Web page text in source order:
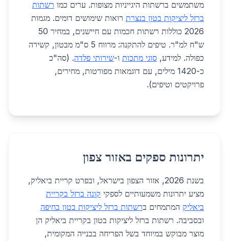
משתמשים ברשתות היגייניות מצופות. ערים כמו רשתות
ברזל ליציקות בטון בנצרת רואות שימושים דומים. מגמות
2026 כוללות רשתות חכמות עם חיישנים, במחיר 50
ש"ח למ"ר. טיפים להתקנה: מרווח 5 ס"מ מבטון, קשירה
כפולה. למידע, סוגי מתכות ו-שירותי פלדה. (סה"כ
כ-1420 מילים, עם דוגמאות מפורטות, מחירים,
פרויקטים וטיפים).
יתרונות ספקים באזור צפון
בשנת 2026, אזור הצפון בישראל, ובפרט קריית ביאליק,
מציע יתרונות משמעותיים לספקי קונה ברזל בקריית
ביאליק המתמחים ברשתות ברזל ליציקות בטון בחיפה
ובסביבה. רשתות ברזל ליציקות בטון בקריית ביאליק הן
מוצר מבוקש במיוחד בשל הפריחה בבנייה המקומית,